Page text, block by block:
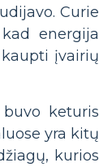
Curie
energija
įvairių
keturis
yra kitų
kurios